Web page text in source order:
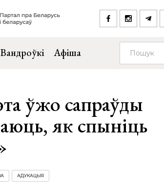
Вандроўкі Афіша
ўжо сапраўды
як спыніць
АДУКАЦЫЯ